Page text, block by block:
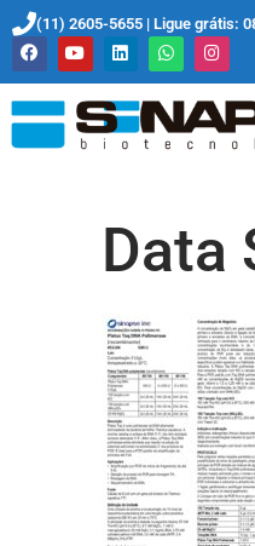
(11) 2605-5655 | Ligue grátis:
Data